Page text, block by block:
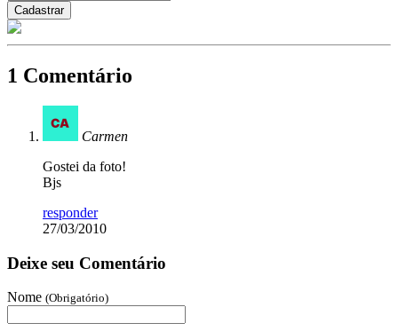
1 Comentário
Carmen
Gostei da foto!
Bjs
responder
27/03/2010
Deixe seu Comentário
Nome (Obrigatório)